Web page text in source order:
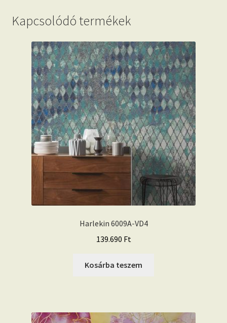
Kapcsolódó termékek
Harlekin 6009A-VD4
139.690 Ft
Kosárba teszem